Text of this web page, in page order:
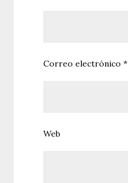
Correo electrónico*
Web